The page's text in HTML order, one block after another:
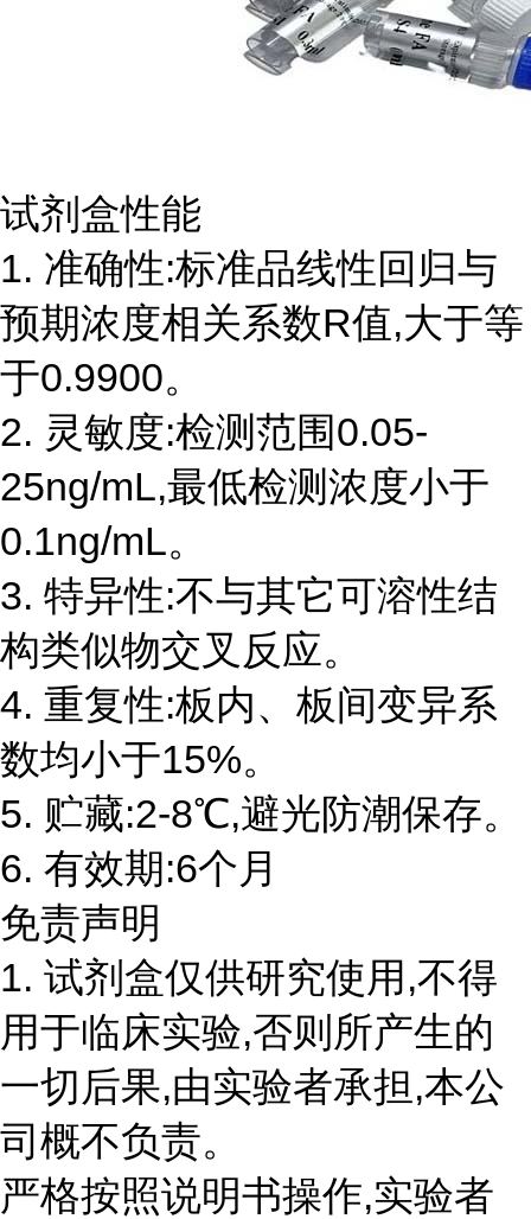
试剂盒性能
1. 准确性:标准品线性回归与
预期浓度相关系数R值,大于等
于0.9900。
2. 灵敏度:检测范围0.05-
25ng/mL,最低检测浓度小于
0.1ng/mL。
3. 特异性:不与其它可溶性结
构类似物交叉反应。
4. 重复性:板内、板间变异系
数均小于15%。
5. 贮藏:2-8℃,避光防潮保存。
6. 有效期:6个月
免责声明
1. 试剂盒仅供研究使用,不得
用于临床实验,否则所产生的
一切后果,由实验者承担,本公
司概不负责。
严格按照说明书操作,实验者